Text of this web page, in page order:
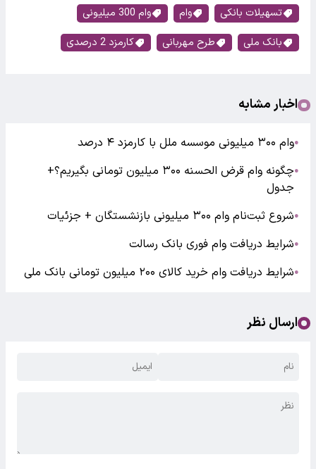
تسهیلات بانکی وام
وام 300 میلیونی
بانک ملی
طرح مهربانی کارمزد 2 درصدی
اخبار مشابه
●وام ۳۰۰ میلیونی موسسه ملل با کارمزد ۴ درصد
●
چگونه وام قرض الحسنه ۳۰۰ میلیون تومانی بگیریم؟+
جدول
●شروع ثبت‌نام وام ۳۰۰ میلیونی بازنشستگان + جزئیات
●شرایط دریافت وام فوری بانک رسالت
●شرایط دریافت وام خرید کالای ۲۰۰ میلیون تومانی بانک ملی
ارسال نظر